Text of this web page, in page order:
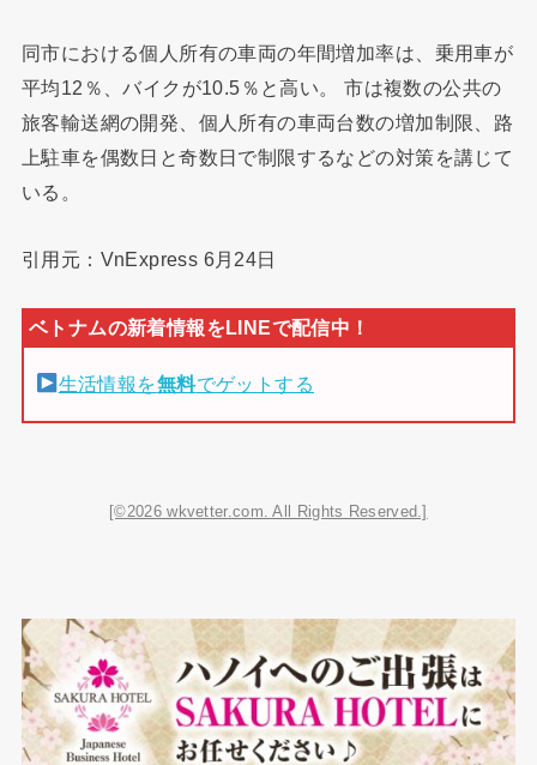
同市における個人所有の車両の年間増加率は、乗用車が
平均12％、バイクが10.5％と高い。 市は複数の公共の
旅客輸送網の開発、個人所有の車両台数の増加制限、路
上駐車を偶数日と奇数日で制限するなどの対策を講じて
いる。
引用元：VnExpress 6月24日
生活情報を無料でゲットする
[©2026 wkvetter.com. All Rights Reserved.]